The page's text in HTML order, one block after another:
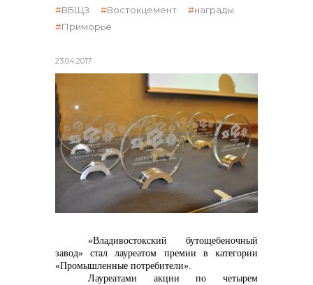
объявленные закупки
реализация неликвидов
контакты отдела закупок
23.04.2017
ВБЩЗ Востокцемент
награды
Приморье
«Владивостокский бутощебеночный
завод» стал лауреатом премии в категории
«Промышленные потребители».
Лауреатами акции по четырем